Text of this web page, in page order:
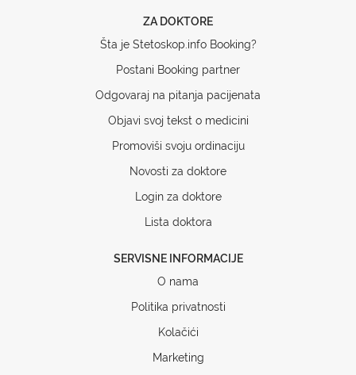
ZA DOKTORE
Šta je Stetoskop.info Booking?
Postani Booking partner
Odgovaraj na pitanja pacijenata
Objavi svoj tekst o medicini
Promoviši svoju ordinaciju
Novosti za doktore
Login za doktore
Lista doktora
SERVISNE INFORMACIJE
O nama
Politika privatnosti
Kolačići
Marketing